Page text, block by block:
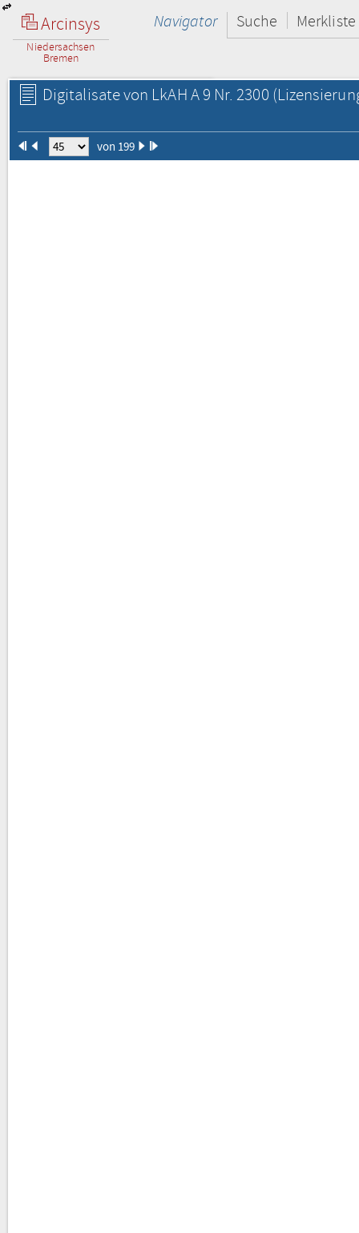
Arcinsys
Niedersachsen
Bremen
Navigator Suche Merkliste
Digitalisate von LkAH A 9 Nr. 2300
von 199